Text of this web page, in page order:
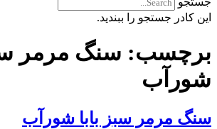
این کادر جستجو را ببندید.
برچسب: سنگ مرمر
شورآب
سنگ مرمر سبز بابا شورآب